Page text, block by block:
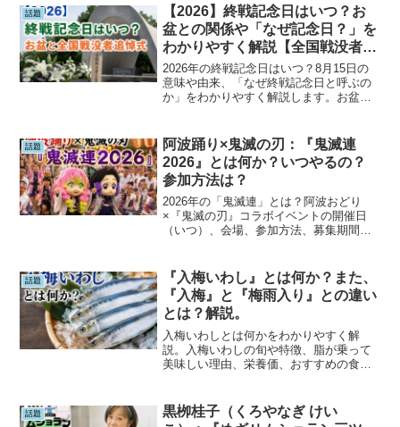
日傘5選も紹介し、この夏の日傘男子デビ
ューを応援します。
話題
【2026】終戦記念日はいつ？お
盆との関係や「なぜ記念日？」を
わかりやすく解説【全国戦没者追
悼式】
2026年の終戦記念日はいつ？8月15日の
意味や由来、「なぜ終戦記念日と呼ぶの
か」をわかりやすく解説します。お盆と
く紹介。平和について考えるきっかけと
なる一記事です。
話題
阿波踊り×鬼滅の刃：『鬼滅連
2026』とは何か？いつやるの？
参加方法は？
2026年の「鬼滅連」とは？阿波おどり
×『鬼滅の刃』コラボイベントの開催日
（いつ）、会場、参加方法、募集期間、
ン必見の2026年夏イベントの見どころを
まとめました。
話題
『入梅いわし』とは何か？また、
『入梅』と『梅雨入り』との違い
とは？解説。
入梅いわしとは何かをわかりやすく解
説。入梅いわしの旬や特徴、脂が乗って
美味しい理由、栄養価、おすすめの食べ
も詳しく解説。6月の旬の味覚を楽しみた
い方必見です。
話題
黒栁桂子（くろやなぎ けい